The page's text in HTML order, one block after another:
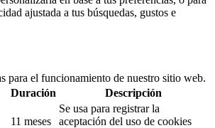
ajustada a tus búsquedas, gustos e
para el funcionamiento de nuestro sitio web.
Duración
Descripción
11 meses
Se usa para registrar la
aceptación del uso de cookies